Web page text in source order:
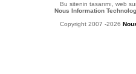
Bu sitenin tasarımı, web
Nous Information
Copyright 2007 -2026